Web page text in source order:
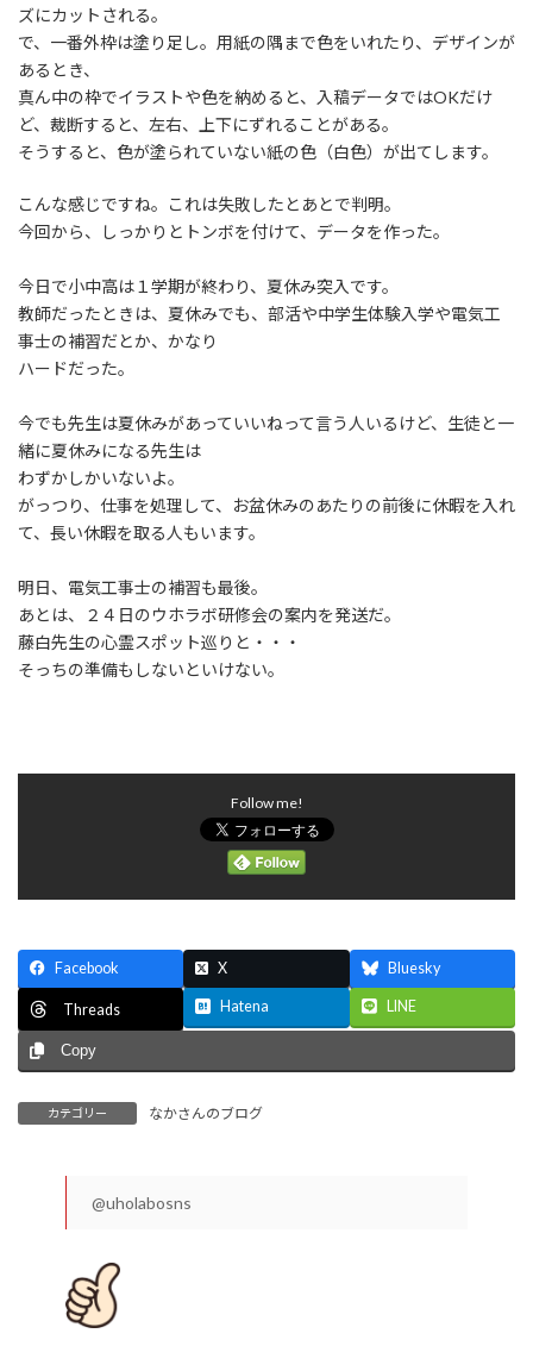
ズにカットされる。
で、一番外枠は塗り足し。用紙の隅まで色をいれたり、デザインが
あるとき、
真ん中の枠でイラストや色を納めると、入稿データではOKだけ
ど、裁断すると、左右、上下にずれることがある。
そうすると、色が塗られていない紙の色（白色）が出てします。
こんな感じですね。これは失敗したとあとで判明。
今回から、しっかりとトンボを付けて、データを作った。
今日で小中高は１学期が終わり、夏休み突入です。
教師だったときは、夏休みでも、部活や中学生体験入学や電気工
事士の補習だとか、かなり
ハードだった。
今でも先生は夏休みがあっていいねって言う人いるけど、生徒と一
緒に夏休みになる先生は
わずかしかいないよ。
がっつり、仕事を処理して、お盆休みのあたりの前後に休暇を入れ
て、長い休暇を取る人もいます。
明日、電気工事士の補習も最後。
あとは、２４日のウホラボ研修会の案内を発送だ。
藤白先生の心霊スポット巡りと・・・
そっちの準備もしないといけない。
Follow me!
Facebook X Bluesky
Threads Hatena LINE
Copy
カテゴリー なかさんのブログ
@uholabosns